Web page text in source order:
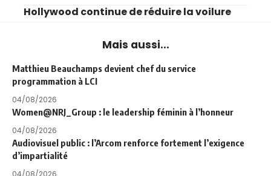
Hollywood continue de réduire la voilure
Mais aussi...
Matthieu Beauchamps devient chef du service
programmation à LCI
04/08/2026
Women@NRJ_Group : le leadership féminin à l’honneur
04/08/2026
Audiovisuel public : l’Arcom renforce fortement l’exigence
d’impartialité
04/08/2026